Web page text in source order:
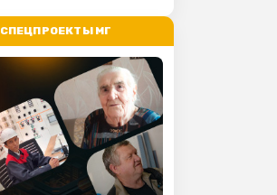
СПЕЦПРОЕКТЫ МГ